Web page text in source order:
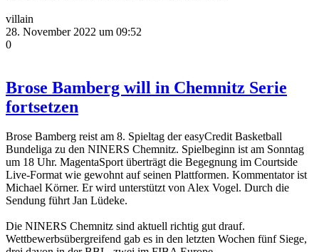
villain
28. November 2022 um 09:52
0
Brose Bamberg will in Chemnitz Serie
fortsetzen
Brose Bamberg reist am 8. Spieltag der easyCredit Basketball
Bundeliga zu den NINERS Chemnitz. Spielbeginn ist am Sonntag
um 18 Uhr. MagentaSport überträgt die Begegnung im Courtside
Live-Format wie gewohnt auf seinen Plattformen. Kommentator ist
Michael Körner. Er wird unterstützt von Alex Vogel. Durch die
Sendung führt Jan Lüdeke.
Die NINERS Chemnitz sind aktuell richtig gut drauf.
Wettbewerbsübergreifend gab es in den letzten Wochen fünf Siege,